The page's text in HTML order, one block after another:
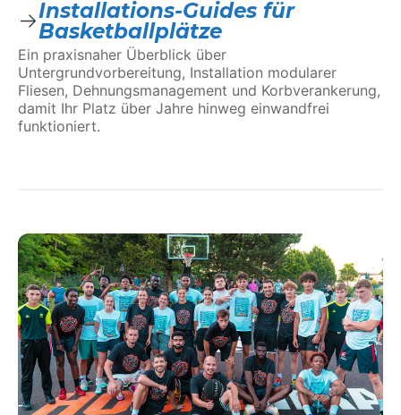
Installations-Guides für
Basketballplätze
Ein praxisnaher Überblick über
Untergrundvorbereitung, Installation modularer
Fliesen, Dehnungsmanagement und Korbverankerung,
damit Ihr Platz über Jahre hinweg einwandfrei
funktioniert.